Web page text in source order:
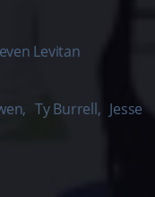
Levitan
, Ty Burrell, Jesse